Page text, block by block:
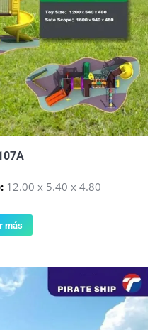
12.00 x 5.40 x 4.80
más